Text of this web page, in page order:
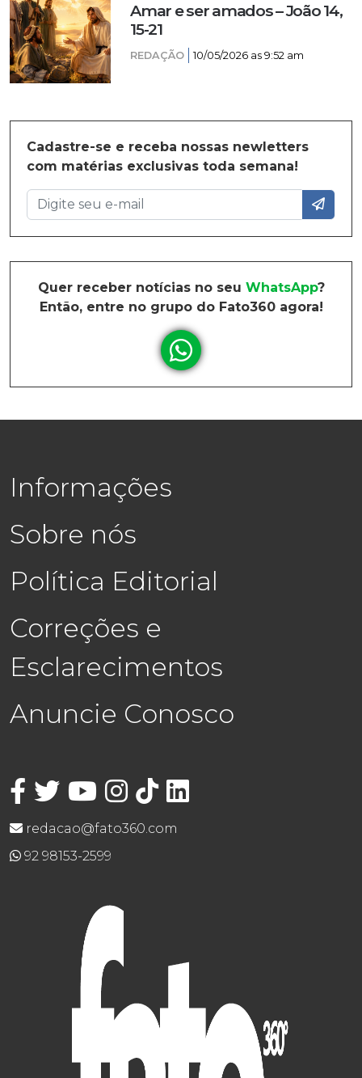
Amar e ser amados – João 14,
15-21
REDAÇÃO 10/05/2026 as 9:52 am
Cadastre-se e receba nossas newletters
com matérias exclusivas toda semana!
Quer receber notícias no seu WhatsApp?
Então, entre no grupo do Fato360 agora!
Informações
Sobre nós
Política Editorial
Correções e
Esclarecimentos
Anuncie Conosco
redacao@fato360.com
92 98153-2599